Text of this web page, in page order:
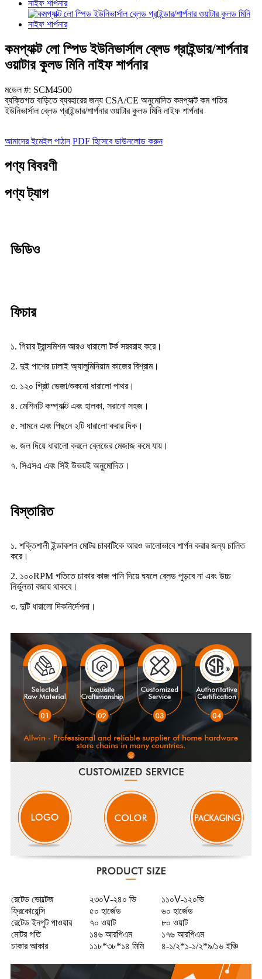
কমপ্যাক্ট লো স্পিড ইউনিভার্সাল ব্লেড গ্রাইন্ডার/শার্পনার
ওয়াটার কুলড মিনি নাইফ শার্পনার
মডেল #: SCM4500
ব্যক্তিগত বাড়িতে ব্যবহারের জন্য CSA/CE অনুমোদিত কমপ্যাক্ট কম গতির
ইউনিভার্সাল ব্লেড গ্রাইন্ডার/শার্পনার ওয়াটার কুলড মিনি নাইফ শার্পনার
আমাদের ইমেইল পাঠান PDF হিসেবে ডাউনলোড করুন
পণ্য বিবরণী
পণ্য ট্যাগ
ভিডিও
ফিচার
১. গিয়ার ট্রান্সমিশন আরও ধারালো টর্ক সরবরাহ করে।
2. দুই পাশের ঢালাই অ্যালুমিনিয়াম কাজের বিশ্রাম।
৩. ১২০ গ্রিট ভেজা/শুকনো ধারালো পাথর।
৪. মেশিনটি কম্প্যাক্ট এবং হালকা, সরানো সহজ।
৫. সামনে এবং পিছনে ২টি ধারালো করার দিক।
৬. জল দিয়ে ধারালো করলে ব্লেডের মেজাজ কমে যায়।
৭. সিএসএ এবং সিই উভয়ই অনুমোদিত।
বিস্তারিত
১. শক্তিশালী ইন্ডাকশন মোটর চাকাটিকে আরও ভালোভাবে শার্পন করার জন্য চালিত
করে।
2. ১০০RPM গতিতে চাকার কাজ পানি দিয়ে ঘষলে ব্লেড পুড়বে না এবং উচ্চ
নির্ভুলতা বজায় থাকবে।
৩. দুটি ধারালো দিকনির্দেশনা।
রেটেড ভোল্টেজ ২৩০V-২৪০ ভি ১১০V-১২০ভি
ফ্রিকোয়েন্সি
৫০ হার্জেড
৬০ হার্জেড
রেটেড ইনপুট পাওয়ার
৭০ ওয়াট
৮০ ওয়াট
মোটর গতি
১৪৬ আরপিএম
১৭৬ আরপিএম
চাকার আকার
১১৮*৩৮*১৪ মিমি ৪-১/২*১-১/২*৯/১৬ ইঞ্চি